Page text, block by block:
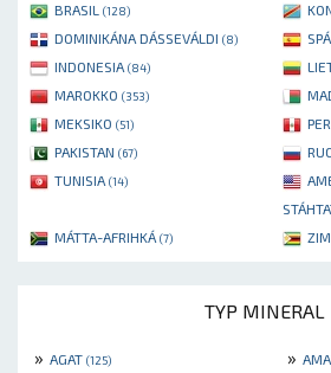
BRASIL (128)
DOMINIKÁNA DÁSSEVÁLDI (8)
INDONESIA (84)
MAROKKO (353)
MEKSIKO (51)
PAKISTAN (67)
TUNISIA (14)
MÁTTA-AFRIHKÁ (7)
TYP MINERAL
» AGAT (125) »